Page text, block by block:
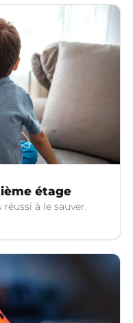
étage
à le sauver.